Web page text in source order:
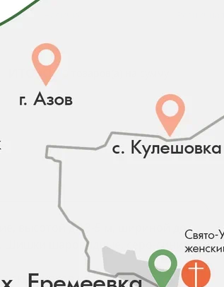
ИТОГО:
высотой до 3-5 м, шириной до
Шишки шаровидные, серо-синие
и засуху. В жаркое